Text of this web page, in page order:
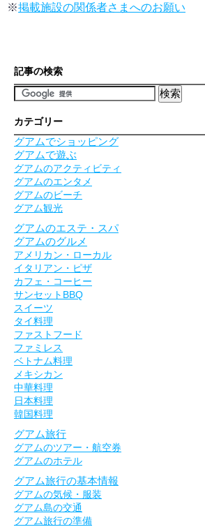
※掲載施設の関係者さまへのお願い
記事の検索
カテゴリー
グアムでショッピング
グアムで遊ぶ
グアムのアクティビティ
グアムのエンタメ
グアムのビーチ
グアム観光
グアムのエステ・スパ
グアムのグルメ
アメリカン・ローカル
イタリアン・ピザ
カフェ・コーヒー
サンセットBBQ
スイーツ
タイ料理
ファストフード
ファミレス
ベトナム料理
メキシカン
中華料理
日本料理
韓国料理
グアム旅行
グアムのツアー・航空券
グアムのホテル
グアム旅行の基本情報
グアムの気候・服装
グアム島の交通
グアム旅行の準備